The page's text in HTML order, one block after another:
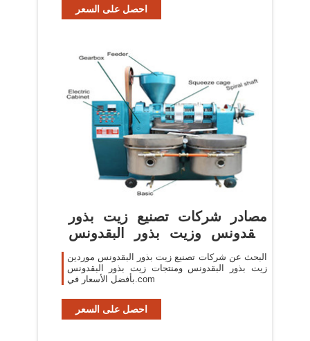
احصل على السعر
مصادر شركات تصنيع زيت بذور
البقدونس وزيت بذور البقدونس
البحث عن شركات تصنيع زيت بذور البقدونس موردين
زيت بذور البقدونس ومنتجات زيت بذور البقدونس
بأفضل الأسعار في.com
احصل على السعر